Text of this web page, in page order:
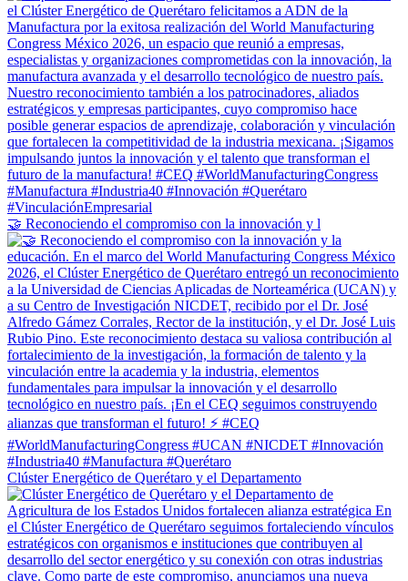
🤝 Reconociendo el compromiso con la innovación y l
Clúster Energético de Querétaro y el Departamento